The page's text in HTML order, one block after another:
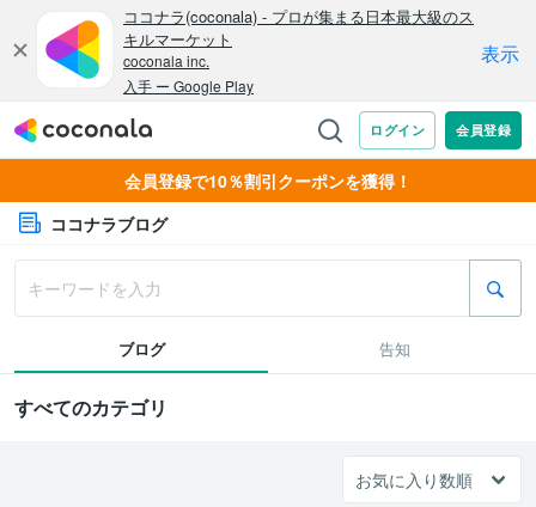
会員登録で10％割引クーポンを獲得！
ココナラブログ
ブログ 告知
すべてのカテゴリ